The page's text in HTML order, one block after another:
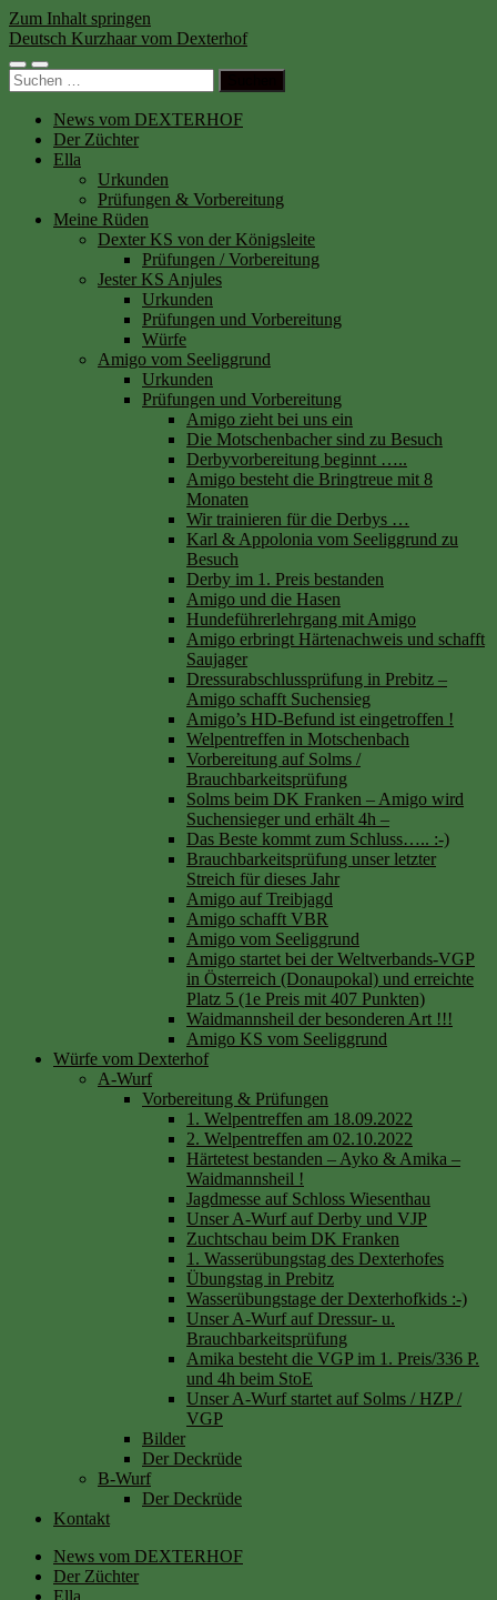
Zum Inhalt springen
Deutsch Kurzhaar vom Dexterhof
Mobile-
Menü
Suchfeld
ein-/ausblenden
Suchen
nach:
News vom DEXTERHOF
Der Züchter
Ella
Urkunden
Prüfungen & Vorbereitung
Meine Rüden
Dexter KS von der Königsleite
Prüfungen / Vorbereitung
Jester KS Anjules
Urkunden
Prüfungen und Vorbereitung
Würfe
Amigo vom Seeliggrund
Urkunden
Prüfungen und Vorbereitung
Amigo zieht bei uns ein
Die Motschenbacher sind zu Besuch
Derbyvorbereitung beginnt …..
Amigo besteht die Bringtreue mit 8
Monaten
Wir trainieren für die Derbys …
Karl & Appolonia vom Seeliggrund zu
Besuch
Derby im 1. Preis bestanden
Amigo und die Hasen
Hundeführerlehrgang mit Amigo
Amigo erbringt Härtenachweis und schafft
Saujager
Dressurabschlussprüfung in Prebitz –
Amigo schafft Suchensieg
Amigo’s HD-Befund ist eingetroffen !
Welpentreffen in Motschenbach
Vorbereitung auf Solms /
Brauchbarkeitsprüfung
Solms beim DK Franken – Amigo wird
Suchensieger und erhält 4h –
Das Beste kommt zum Schluss….. :-)
Brauchbarkeitsprüfung unser letzter
Streich für dieses Jahr
Amigo auf Treibjagd
Amigo schafft VBR
Amigo vom Seeliggrund
Amigo startet bei der Weltverbands-VGP
in Österreich (Donaupokal) und erreichte
Platz 5 (1e Preis mit 407 Punkten)
Waidmannsheil der besonderen Art !!!
Amigo KS vom Seeliggrund
Würfe vom Dexterhof
A-Wurf
Vorbereitung & Prüfungen
1. Welpentreffen am 18.09.2022
2. Welpentreffen am 02.10.2022
Härtetest bestanden – Ayko & Amika –
Waidmannsheil !
Jagdmesse auf Schloss Wiesenthau
Unser A-Wurf auf Derby und VJP
Zuchtschau beim DK Franken
1. Wasserübungstag des Dexterhofes
Übungstag in Prebitz
Wasserübungstage der Dexterhofkids :-)
Unser A-Wurf auf Dressur- u.
Brauchbarkeitsprüfung
Amika besteht die VGP im 1. Preis/336 P.
und 4h beim StoE
Unser A-Wurf startet auf Solms / HZP /
VGP
Bilder
Der Deckrüde
B-Wurf
Der Deckrüde
Kontakt
News vom DEXTERHOF
Der Züchter
Ella